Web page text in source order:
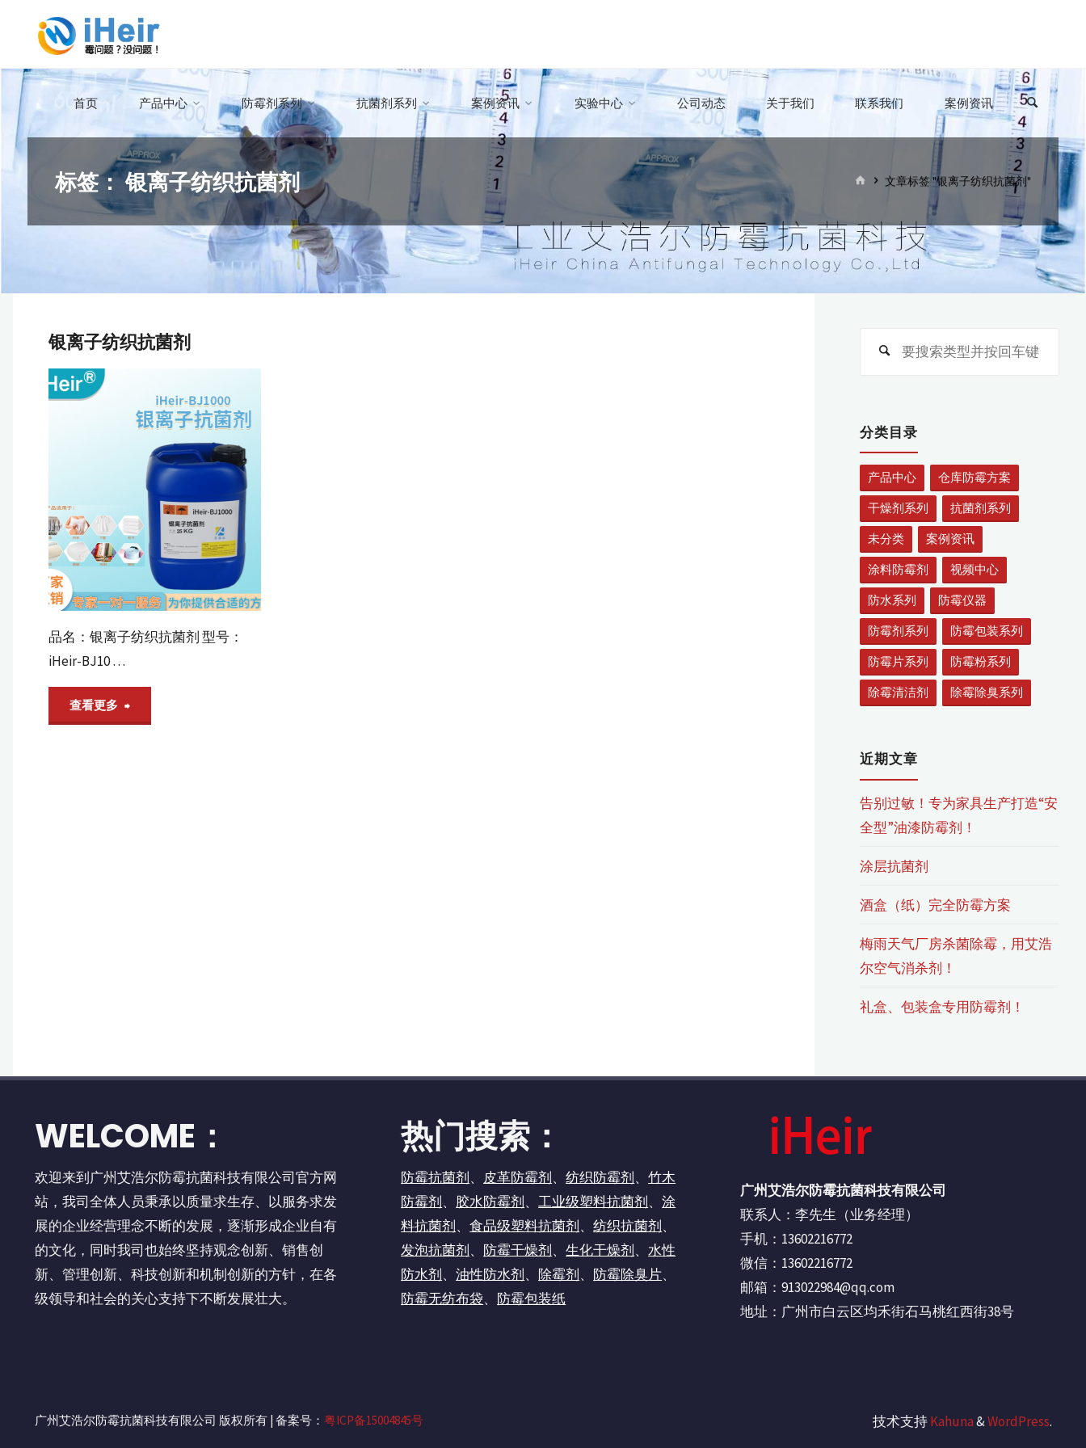
容。
尔
防
霉
抗
菌
科
首
防
霉
剂
_
抗
菌
剂
_
全
首页 产品中心 防霉剂系列 抗菌剂系列 案例资讯 实验中心 公司动态 关于我们 联系我们 案例资讯
标签：银离子纺织抗菌剂
首 文章标签 "银离子纺织抗菌剂"
银离子纺织抗菌剂
品名：银离子纺织抗菌剂 型号：
iHeir-BJ10 …
查看更多 "银
搜
分类目录
产品中心
仓库防霉方案
干燥剂系列
抗菌剂系列
未分类
案例资讯
涂料防霉剂
视频中心
防水系列
防霉仪器
防霉剂系列
防霉包装系列
防霉片系列
防霉粉系列
除霉清洁剂
除霉除臭系列
近期文章
告别过敏！专为家具生产打造“安
全型”油漆防霉剂！
涂层抗菌剂
酒盒（纸）完全防霉方案
梅雨天气厂房杀菌除霉，用艾浩
尔空气消杀剂！
礼盒、包装盒专用防霉剂！
WELCOME：
欢迎来到广州艾浩尔防霉抗菌科技有限公司官方网
站，我司全体人员秉承以质量求生存、以服务求发
展的企业经营理念不断的发展，逐渐形成企业自有
的文化，同时我司也始终坚持观念创新、销售创
新、管理创新、科技创新和机制创新的方针，在各
级领导和社会的关心支持下不断发展壮大。
热门搜索：
防霉抗菌剂、 皮革防霉剂、纺织防霉剂、竹木
防霉剂、 胶水防霉剂、工业级塑料抗菌剂、涂
料抗菌剂、食品级塑料抗菌剂、纺织抗菌剂、
发泡抗菌剂、 防霉干燥剂、生化干燥剂、水性
防水剂、油性防水剂、 除霉剂、 防霉除臭片、
防霉无纺布袋、 防霉包装纸
广州艾浩尔防霉抗菌科技有限公司
联系人：李先生（业务经理）
手机：13602216772
微信：13602216772
邮箱：913022984@qq.com
地址：广州市白云区均禾街石马桃红西街38号
技术支持Kahuna&WordPress.
广州艾浩尔防霉抗菌科技有限公司 版权所有 | 备案号： 粤ICP备15004845号